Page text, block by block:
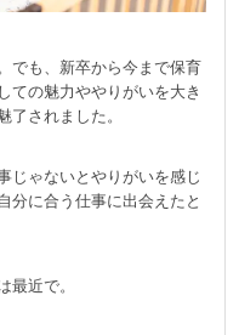
でも、新卒から今まで保育
ての魅力ややりがいを大き
了されました。
じゃないとやりがいを感じ
分に合う仕事に出会えたと
最近で。